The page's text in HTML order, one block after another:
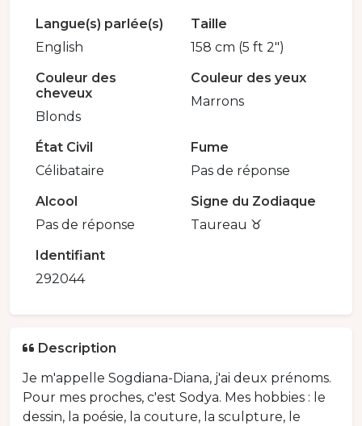
Langue(s) parlée(s)
English
Taille
158 cm (5 ft 2")
Couleur des
cheveux
Blonds
Couleur des yeux
Marrons
État Civil
Célibataire
Fume
Pas de réponse
Alcool
Pas de réponse
Signe du Zodiaque
Taureau ♉️
Identifiant
292044
Description
Je m'appelle Sogdiana-Diana, j'ai deux prénoms.
Pour mes proches, c'est Sodya. Mes hobbies : le
dessin, la poésie, la couture, la sculpture, le